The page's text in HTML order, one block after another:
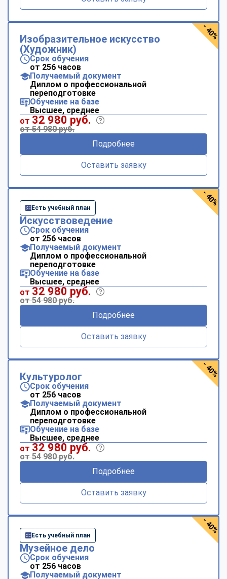
Изобразительное искусство
(Художник)
Срок обучения
от 256 часов
Получаемый документ
Диплом о профессиональной
переподготовке
Обучение на базе
Высшее, среднее
от 32 980 руб.
от 54 980 руб.
Подробнее
Оставить заявку
- 40%
Есть учебный план
Искусствоведение
Срок обучения
от 256 часов
Получаемый документ
Диплом о профессиональной
переподготовке
Обучение на базе
Высшее, среднее
от 32 980 руб.
от 54 980 руб.
Подробнее
Оставить заявку
- 40%
Культуролог
Срок обучения
от 256 часов
Получаемый документ
Диплом о профессиональной
переподготовке
Обучение на базе
Высшее, среднее
от 32 980 руб.
от 54 980 руб.
Подробнее
Оставить заявку
- 40%
Есть учебный план
Музейное дело
Срок обучения
от 256 часов
Получаемый документ
- 40%